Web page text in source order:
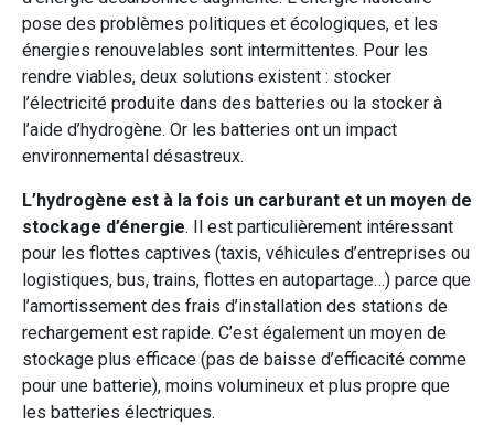
pose des problèmes politiques et écologiques, et les
énergies renouvelables sont intermittentes. Pour les
rendre viables, deux solutions existent : stocker
l’électricité produite dans des batteries ou la stocker à
l’aide d’hydrogène. Or les batteries ont un impact
environnemental désastreux.
L’hydrogène est à la fois un carburant et un moyen de
stockage d’énergie. Il est particulièrement intéressant
pour les flottes captives (taxis, véhicules d’entreprises ou
logistiques, bus, trains, flottes en autopartage…) parce que
l’amortissement des frais d’installation des stations de
rechargement est rapide. C’est également un moyen de
stockage plus efficace (pas de baisse d’efficacité comme
pour une batterie), moins volumineux et plus propre que
les batteries électriques.